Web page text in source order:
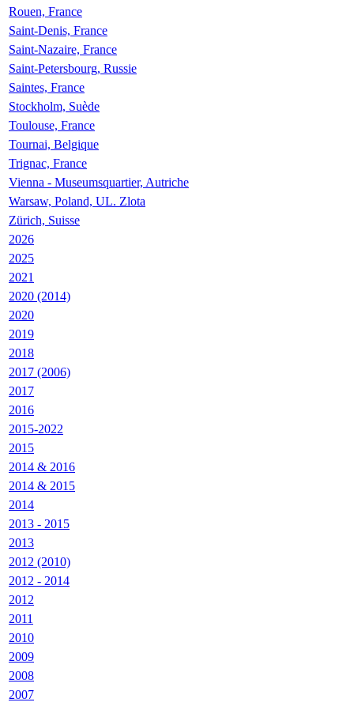
Rouen, France
Saint-Denis, France
Saint-Nazaire, France
Saint-Petersbourg, Russie
Saintes, France
Stockholm, Suède
Toulouse, France
Tournai, Belgique
Trignac, France
Vienna - Museumsquartier, Autriche
Warsaw, Poland, UL. Zlota
Zürich, Suisse
2026
2025
2021
2020 (2014)
2020
2019
2018
2017 (2006)
2017
2016
2015-2022
2015
2014 & 2016
2014 & 2015
2014
2013 - 2015
2013
2012 (2010)
2012 - 2014
2012
2011
2010
2009
2008
2007